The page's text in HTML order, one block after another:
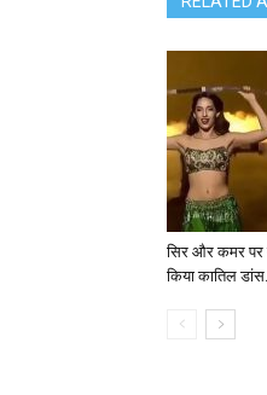
सिर और कमर पर
किया कातिल